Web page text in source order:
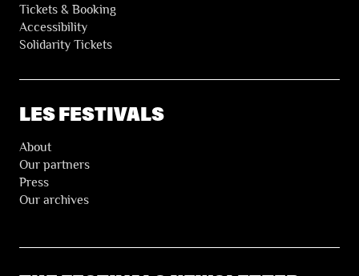
Tickets & Booking
Accessibility
Solidarity Tickets
LES FESTIVALS
About
Our partners
Press
Our archives